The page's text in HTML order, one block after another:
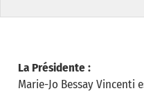
La Présidente :
Marie-Jo Bessay Vincenti